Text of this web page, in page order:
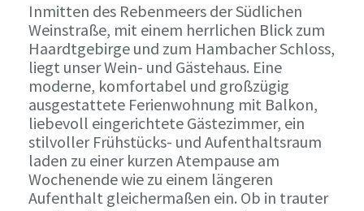
Inmitten des Rebenmeers der Südlichen
Weinstraße, mit einem herrlichen Blick zum
Haardtgebirge und zum Hambacher Schloss,
liegt unser Wein- und Gästehaus. Eine
moderne, komfortabel und großzügig
ausgestattete Ferienwohnung mit Balkon,
liebevoll eingerichtete Gästezimmer, ein
stilvoller Frühstücks- und Aufenthaltsraum
laden zu einer kurzen Atempause am
Wochenende wie zu einem längeren
Aufenthalt gleichermaßen ein. Ob in trauter